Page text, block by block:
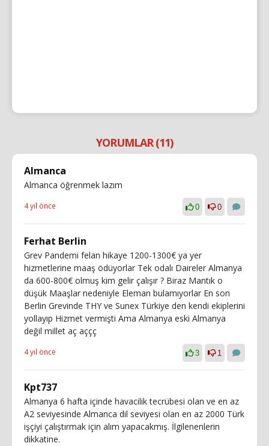
YORUMLAR (11)
Almanca
Almanca öğrenmek lazım
4 yıl önce 0 0
Ferhat Berlin
Grev Pandemi felan hikaye 1200-1300€ ya yer
hizmetlerine maaş ödüyorlar Tek odalı Daireler Almanya
da 600-800€ olmuş kim gelir çalışır ? Biraz Mantık o
düşük Maaşlar nedeniyle Eleman bulamıyorlar En son
Berlin Grevinde THY ve Sunex Türkiye den kendi ekiplerini
yollayıp Hizmet vermişti Ama Almanya eski Almanya
değil millet aç aççç
4 yıl önce 3 1
Kpt737
Almanya 6 hafta içinde havacilik tecrübesi olan ve en az
A2 seviyesinde Almanca dil seviyesi olan en az 2000 Türk
işçiyi çalıştırmak için alım yapacakmış. İlgilenenlerin
dikkatine.